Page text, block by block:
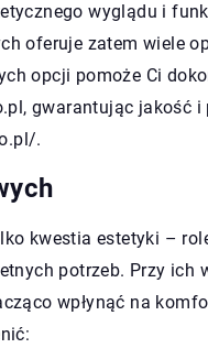
wyglądu i
oferuje zatem wiele
opcji pomoże Ci
gwarantując jakość
.
kwestia estetyki –
potrzeb. Przy ich
wpłynąć na